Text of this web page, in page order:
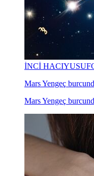
İNCİ
Mars Yengeç
Mars Yengeç